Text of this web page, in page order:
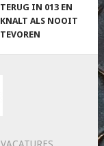
TERUG IN 013 EN
KNALT ALS NOOIT
TEVOREN